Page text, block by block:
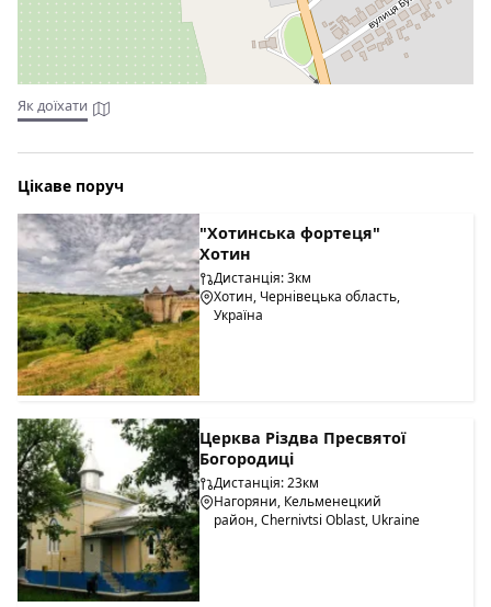
Як доїхати
Цікаве поруч
"Хотинська фортеця"
Хотин
Дистанція: 3км
Хотин, Чернівецька область,
Україна
Церква Різдва Пресвятої
Богородиці
Дистанція: 23км
Нагоряни, Кельменецкий
район, Chernivtsi Oblast, Ukraine